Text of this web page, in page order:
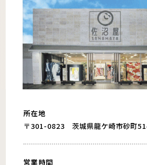
所在地
〒301-0823 茨城県龍ケ崎市砂町
営業時間